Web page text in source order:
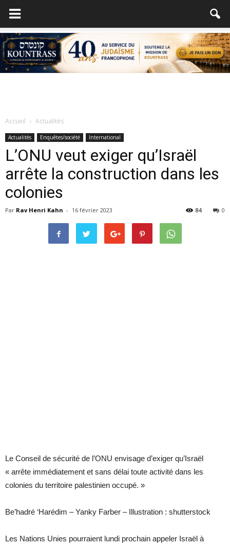
Accueil Actualités
Actualités Enquêtes/société International
L’ONU veut exiger qu’Israël
arrête la construction dans les
colonies
Par Rav Henri Kahn - 16 février 2023 0
84
Le Conseil de sécurité de l’ONU envisage d’exiger qu’Israël
« arrête immédiatement et sans délai toute activité dans les
colonies du territoire palestinien occupé. »
Be’hadré ‘Harédim – Yanky Farber – Illustration : shutterstock
Les Nations Unies pourraient lundi prochain appeler Israël à